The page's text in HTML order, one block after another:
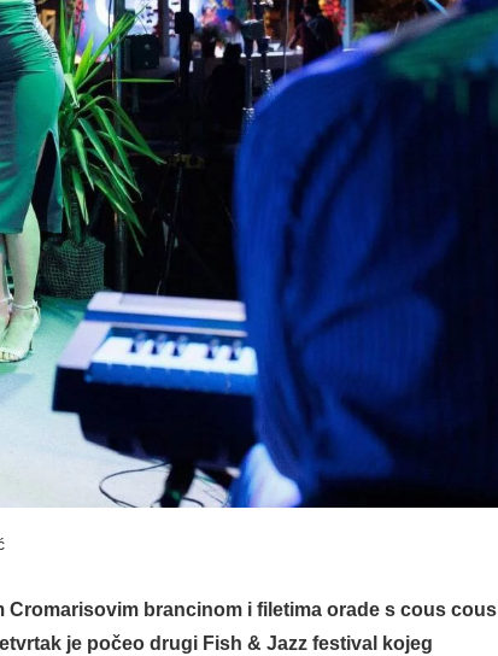
brancinom i filetima orade s cous cous
je počeo drugi Fish & Jazz festival kojeg